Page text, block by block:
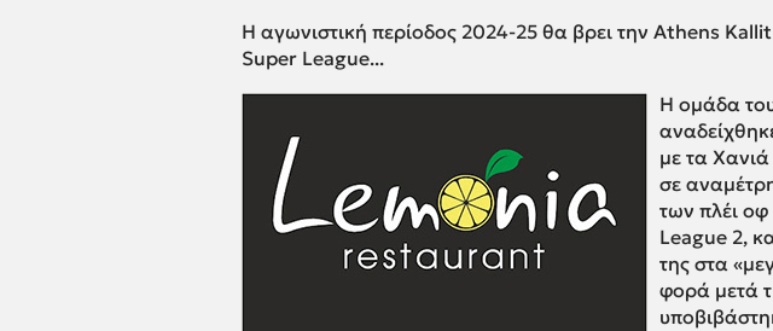
Η αγωνιστική περίοδος 2024-25 θα βρει την Athens
Super League...
Η ομάδα
με τα
σε
των πλέι οφ
League 2,
της στα
φορά μετά